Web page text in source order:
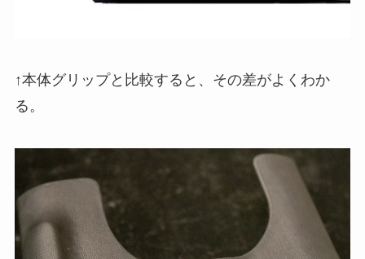
↑本体グリップと比較すると、その差がよくわか
る。